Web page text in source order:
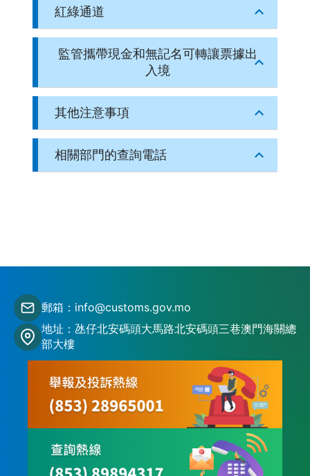
紅綠通道
監管攜帶現金和無記名可轉讓票據出
入境
其他注意事項
相關部門的查詢電話
郵箱：info@customs.gov.mo
地址：氹仔北安碼頭大馬路北安碼頭三巷澳門海關總
部大樓